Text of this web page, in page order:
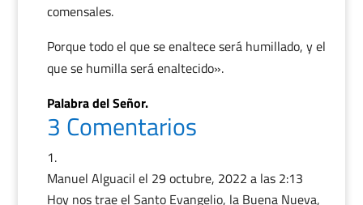
comensales.
Porque todo el que se enaltece será humillado, y el
que se humilla será enaltecido».
Palabra del Señor.
3 Comentarios
Manuel Alguacil el 29 octubre, 2022 a las 2:13
Hoy nos trae el Santo Evangelio, la Buena Nueva,